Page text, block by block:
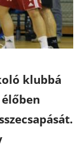
klubbá